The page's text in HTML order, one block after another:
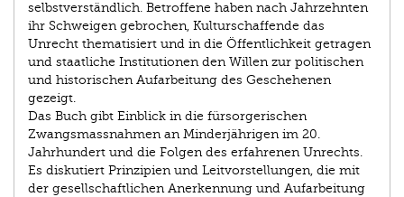
selbstverständlich. Betroffene haben nach Jahrzehnten
ihr Schweigen gebrochen, Kulturschaffende das
Unrecht thematisiert und in die Öffentlichkeit getragen
und staatliche Institutionen den Willen zur politischen
und historischen Aufarbeitung des Geschehenen
gezeigt.
Das Buch gibt Einblick in die fürsorgerischen
Zwangsmassnahmen an Minderjährigen im 20.
Jahrhundert und die Folgen des erfahrenen Unrechts.
Es diskutiert Prinzipien und Leitvorstellungen, die mit
der gesellschaftlichen Anerkennung und Aufarbeitung